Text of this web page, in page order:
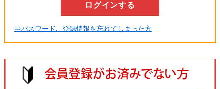
⇒パスワード、登録情報を忘れてしまった方